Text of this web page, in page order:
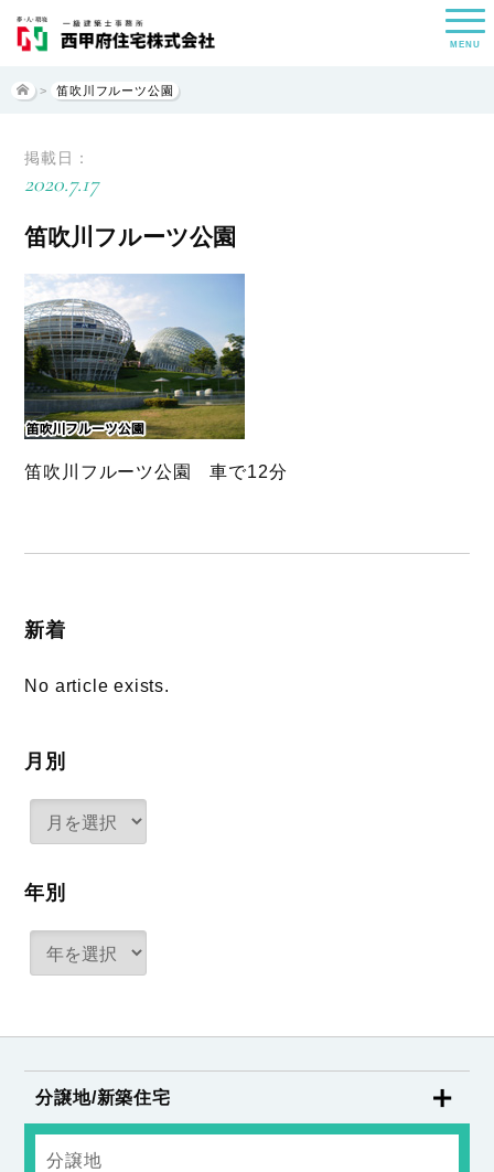
MENU
> 笛吹川フルーツ公園
掲載日：
2020.7.17
笛吹川フルーツ公園
笛吹川フルーツ公園 車で12分
新着
No article exists.
月別
年別
分譲地/新築住宅
分譲地